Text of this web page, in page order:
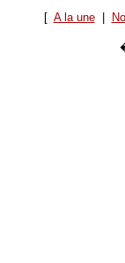
[ A la une|